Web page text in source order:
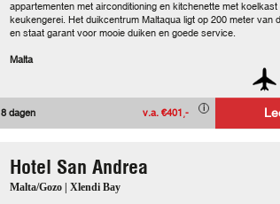
appartementen met airconditioning en kitchenette met koelkast
keukengerei. Het duikcentrum Maltaqua ligt op 200 meter van
en staat garant voor mooie duiken en goede service.
Malta
8 dagen v.a. €401,-
Hotel San Andrea
Malta/Gozo | Xlendi Bay